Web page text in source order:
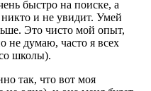
быстро на поиске, а
и не увидит. Умей
Это чисто мой опыт,
не думаю, часто я всех
школы).
так, что вот моя